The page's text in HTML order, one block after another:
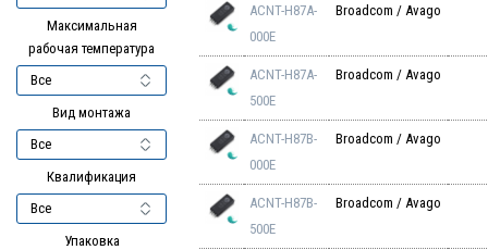
Максимальная
рабочая температура
Вид монтажа
Квалификация
Упаковка
ACNT-H87A-
000E
Broadcom / Avago
ACNT-H87A-
500E
Broadcom / Avago
ACNT-H87B-
000E
Broadcom / Avago
ACNT-H87B-
500E
Broadcom / Avago